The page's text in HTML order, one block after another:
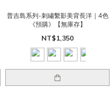
普吉島系列-刺繡繫影美背長洋｜4色
《預購》【無庫存】
NT$1,350